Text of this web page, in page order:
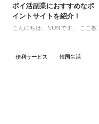
ポイ活副業におすすめなポ
イントサイトを紹介！
こんにちは。NUNです。 ここ数
でなく、生計を立てている方もい
便利サービス 韓国生活